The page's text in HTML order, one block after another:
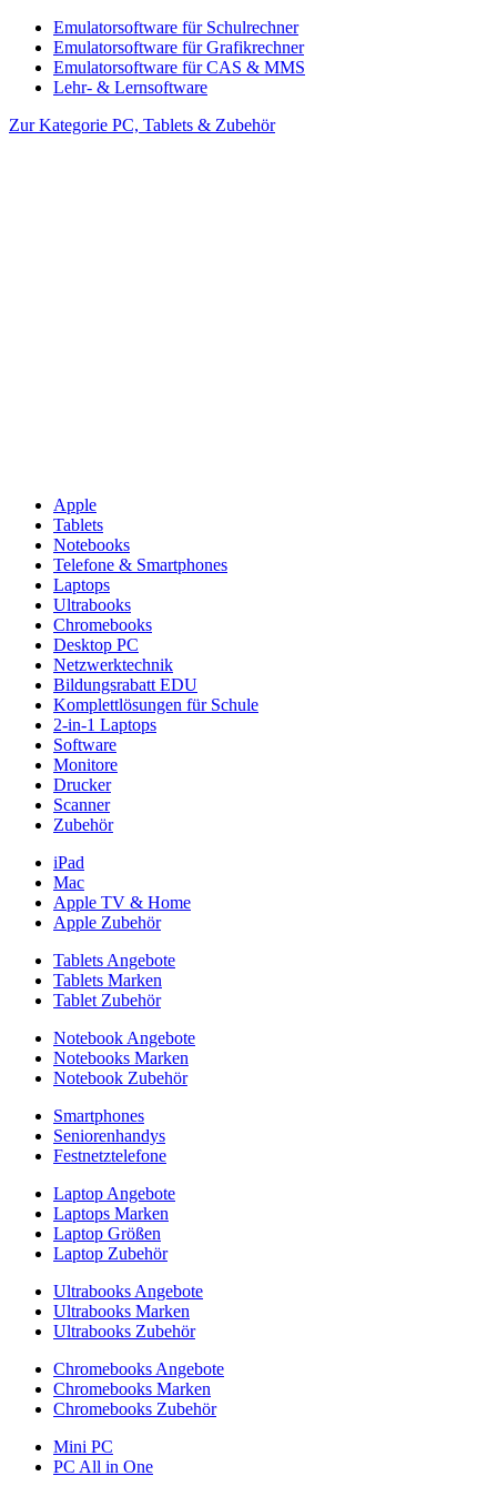
Emulatorsoftware für Schulrechner
Emulatorsoftware für Grafikrechner
Emulatorsoftware für CAS & MMS
Lehr- & Lernsoftware
Zur Kategorie PC, Tablets & Zubehör
Apple
Tablets
Notebooks
Telefone & Smartphones
Laptops
Ultrabooks
Chromebooks
Desktop PC
Netzwerktechnik
Bildungsrabatt EDU
Komplettlösungen für Schule
2-in-1 Laptops
Software
Monitore
Drucker
Scanner
Zubehör
iPad
Mac
Apple TV & Home
Apple Zubehör
Tablets Angebote
Tablets Marken
Tablet Zubehör
Notebook Angebote
Notebooks Marken
Notebook Zubehör
Smartphones
Seniorenhandys
Festnetztelefone
Laptop Angebote
Laptops Marken
Laptop Größen
Laptop Zubehör
Ultrabooks Angebote
Ultrabooks Marken
Ultrabooks Zubehör
Chromebooks Angebote
Chromebooks Marken
Chromebooks Zubehör
Mini PC
PC All in One